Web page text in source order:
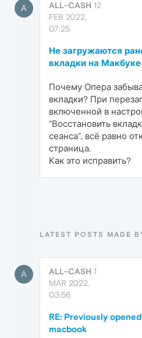
A ALL-CASH 12
FEB 2022,
07:25
Не загружаются
вкладки на Макбуке
Почему Опера
вкладки? При
включенной в
"Восстановить
сеанса", всё равно
страница.
Как это исправить?
LATEST POSTS MADE
A ALL-CASH 1
MAR 2022,
03:56
RE: Previously
macbook